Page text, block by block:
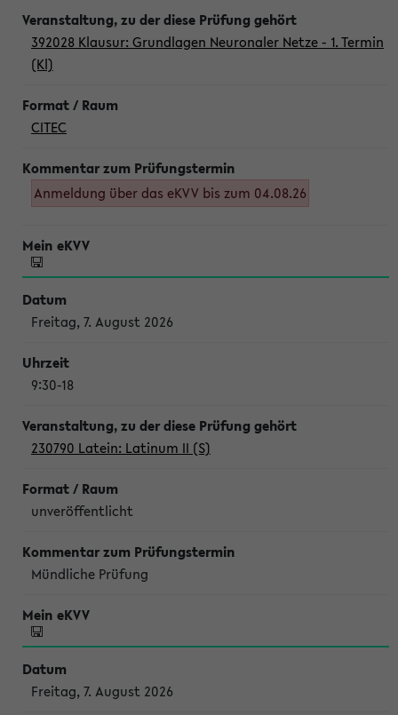
392028 Klausur: Grundlagen Neuronaler Netze - 1. Termin
(Kl)
CITEC
Anmeldung über das eKVV bis zum 04.08.26
Freitag, 7. August 2026
9:30-18
230790 Latein: Latinum II (S)
unveröffentlicht
Mündliche Prüfung
Freitag, 7. August 2026